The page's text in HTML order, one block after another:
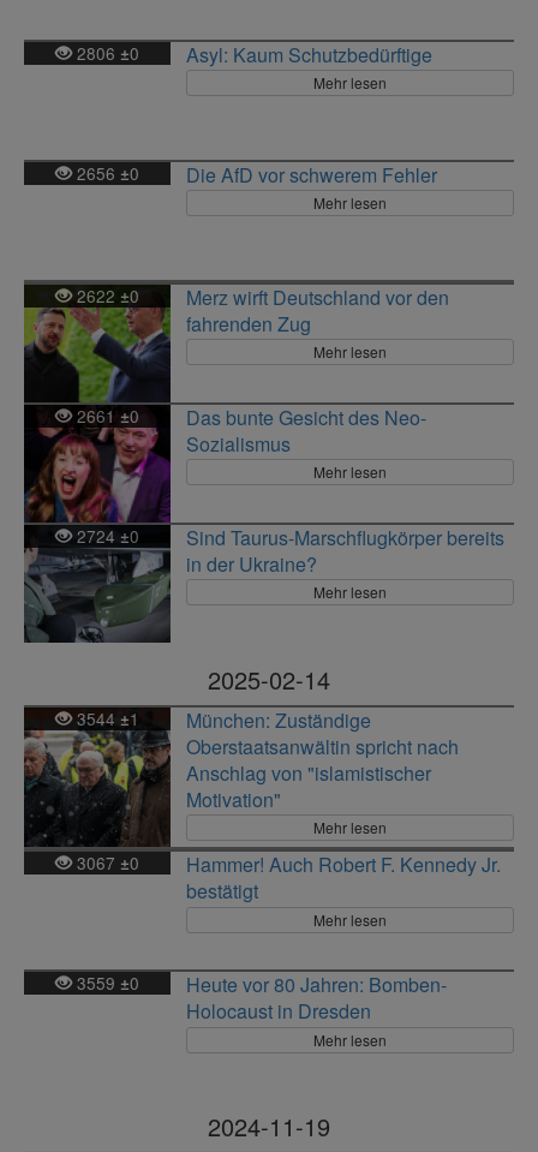
2806 ±0 Asyl: Kaum Schutzbedürftige
Mehr lesen
2656 ±0 Die AfD vor schwerem Fehler
Mehr lesen
2622 ±0
Merz wirft Deutschland vor den
fahrenden Zug
Mehr lesen
2661±0
Das bunte Gesicht des Neo-
Sozialismus
Mehr lesen
2724±0
Sind Taurus-Marschflugkörper bereits
in der Ukraine?
Mehr lesen
2025-02-14
3544±1
München: Zuständige
Oberstaatsanwältin spricht nach
Anschlag von "islamistischer
Motivation"
Mehr lesen
3067 ±0
Hammer! Auch Robert F. Kennedy Jr.
bestätigt
Mehr lesen
3559 ±0
Heute vor 80 Jahren: Bomben-
Holocaust in Dresden
Mehr lesen
2024-11-19